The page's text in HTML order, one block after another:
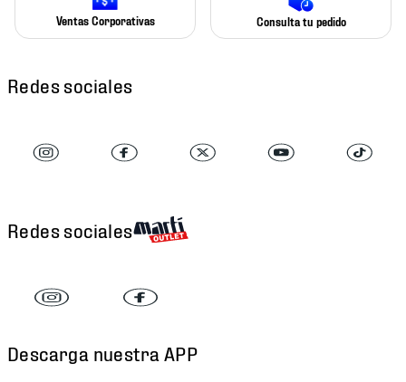
Ventas Corporativas Consulta tu pedido
Redes sociales
Redes sociales
Descarga nuestra APP